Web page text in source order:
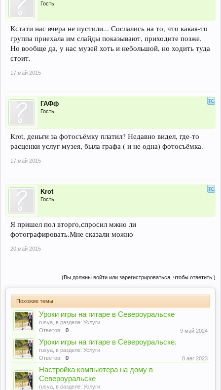
Гость
Кстати нас вчера не пустили... Сослались на то, что какая-то
группа приехала им слайды показывают, приходите позже.
Но вообще да, у нас музей хоть и небольшой, но ходить туда
стоит.
17 май 2015
ГАФф
Гость
Кrot, деньги за фотосъёмку платил? Недавно видел, где-то
расценки услуг музея, была графа ( и не одна) фотосъёмка.
17 май 2015
Krot
Гость
Я пришел пол вторго,спросил мжно ли
фотографировать.Мне сказали можно
20 май 2015
(Вы должны войти или зарегистрироваться, чтобы ответить.)
Похожие темы
Уроки игры на гитаре в Североуральске
rusya , в разделе: Услуги
Ответов:
0 9 май 2024
Уроки игры на гитаре в Североуральске.
rusya , в разделе: Услуги
Ответов:
0 8 авг 2023
Настройка компьютера на дому в
Североуральске
rusya , в разделе: Услуги